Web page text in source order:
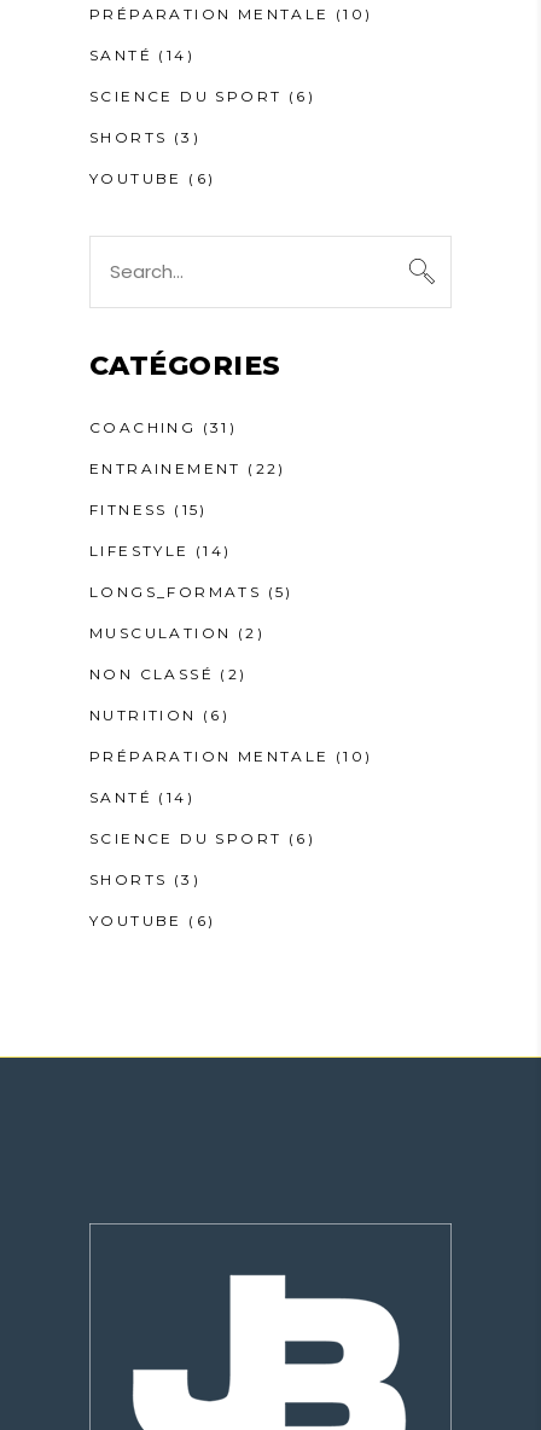
PRÉPARATION MENTALE (10)
SANTÉ (14)
SCIENCE DU SPORT (6)
SHORTS (3)
YOUTUBE (6)
for:
CATÉGORIES
COACHING (31)
ENTRAINEMENT (22)
FITNESS (15)
LIFESTYLE (14)
LONGS_FORMATS (5)
MUSCULATION (2)
NON CLASSÉ (2)
NUTRITION (6)
PRÉPARATION MENTALE (10)
SANTÉ (14)
SCIENCE DU SPORT (6)
SHORTS (3)
YOUTUBE (6)